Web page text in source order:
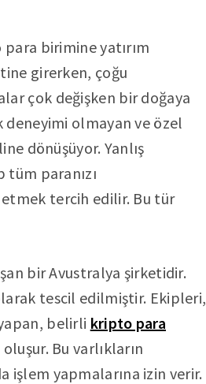
birimine yatırım
girerken, çoğu
çok değişken bir doğaya
deneyimi olmayan ve özel
dönüşüyor. Yanlış
tüm paranızı
tercih edilir. Bu tür
bir Avustralya şirketidir.
tescil edilmiştir. Ekipleri,
belirli kripto para
Bu varlıkların
işlem yapmalarına izin verir.